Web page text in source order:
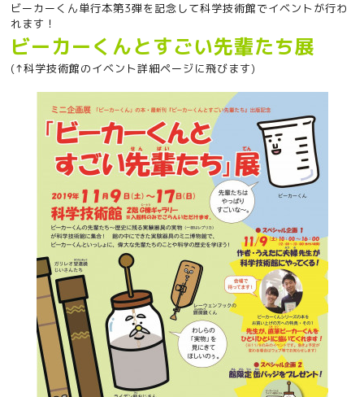
ビーカーくん単行本第3弾を記念して科学技術館でイベントが行わ
れます！
ビーカーくんとすごい先輩たち展
(↑科学技術館のイベント詳細ページに飛びます)